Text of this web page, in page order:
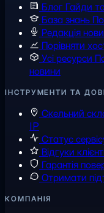
Блог Гайди
База знань
Редакція
Порівняти
Усі ресурси
новини
ІНСТРУМЕНТИ ТА
Скельний
IP
Статус
Відгуки
Гарантія
Отримати
КОМПАНІЯ